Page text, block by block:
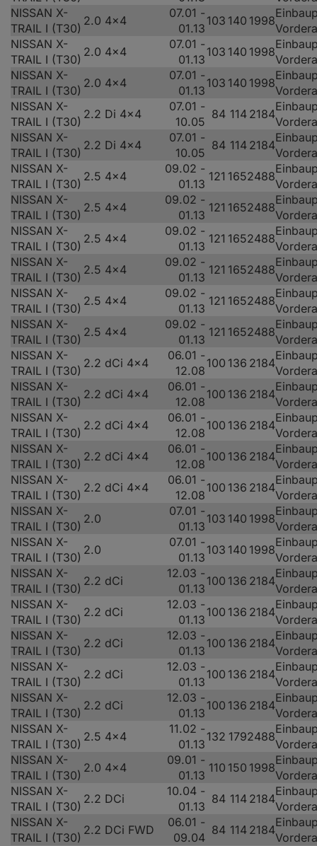
NISSAN X-
TRAIL I (T30)
2.0 4x4
07.01 -
01.13
103 140 1998
NISSAN X-
TRAIL I (T30)
2.0 4x4
07.01 -
01.13
103 140 1998
NISSAN X-
TRAIL I (T30)
2.0 4x4
07.01 -
01.13
103 140 1998
NISSAN X-
TRAIL I (T30)
2.2 Di 4x4
07.01 -
10.05
84 114 2184
NISSAN X-
TRAIL I (T30)
2.2 Di 4x4
07.01 -
10.05
84 114 2184
NISSAN X-
TRAIL I (T30)
2.5 4x4
09.02 -
01.13
121 1652488
NISSAN X-
TRAIL I (T30)
2.5 4x4
09.02 -
01.13
121 1652488
NISSAN X-
TRAIL I (T30)
2.5 4x4
09.02 -
01.13
121 1652488
NISSAN X-
TRAIL I (T30)
2.5 4x4
09.02 -
01.13
121 1652488
NISSAN X-
TRAIL I (T30)
2.5 4x4
09.02 -
01.13
121 1652488
NISSAN X-
TRAIL I (T30)
2.5 4x4
09.02 -
01.13
121 1652488
NISSAN X-
TRAIL I (T30)
2.2 dCi 4x4
06.01 -
12.08
100 136 2184
NISSAN X-
TRAIL I (T30)
2.2 dCi 4x4
06.01 -
12.08
100 136 2184
NISSAN X-
TRAIL I (T30)
2.2 dCi 4x4
06.01 -
12.08
100 136 2184
NISSAN X-
TRAIL I (T30)
2.2 dCi 4x4
06.01 -
12.08
100 136 2184
NISSAN X-
TRAIL I (T30)
2.2 dCi 4x4
06.01 -
12.08
100 136 2184
NISSAN X-
TRAIL I (T30)
2.0
07.01 -
01.13
103 140 1998
NISSAN X-
TRAIL I (T30)
2.0
07.01 -
01.13
103 140 1998
NISSAN X-
TRAIL I (T30)
2.2 dCi
12.03 -
01.13
100 136 2184
NISSAN X-
TRAIL I (T30)
2.2 dCi
12.03 -
01.13
100 136 2184
NISSAN X-
TRAIL I (T30)
2.2 dCi
12.03 -
01.13
100 136 2184
NISSAN X-
TRAIL I (T30)
2.2 dCi
12.03 -
01.13
100 136 2184
NISSAN X-
TRAIL I (T30)
2.2 dCi
12.03 -
01.13
100 136 2184
NISSAN X-
TRAIL I (T30)
2.5 4x4
11.02 -
01.13
132 1792488
NISSAN X-
TRAIL I (T30)
2.0 4x4
09.01 -
01.13
110 150 1998
NISSAN X-
TRAIL I (T30)
2.2 DCi
10.04 -
01.13
84 114 2184
NISSAN X-
TRAIL I (T30)
2.2 DCi FWD
06.01 -
09.04
84 114 2184